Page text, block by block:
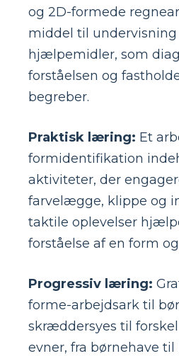
og 2D-formede
middel til
hjælpemidler, som
forståelsen og
begreber.
Praktisk læring: Et
formidentifikation
aktiviteter, der
farvelægge, klippe og
taktile oplevelser
forståelse af en form
Progressiv læring:
forme-arbejdsark til
skræddersyes til
evner, fra børnehave til